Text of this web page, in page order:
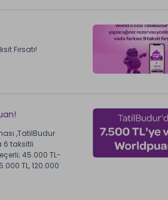
Fırsatı!
,TatilBudur
6 taksitli
45.000 TL-
TL, 120.000